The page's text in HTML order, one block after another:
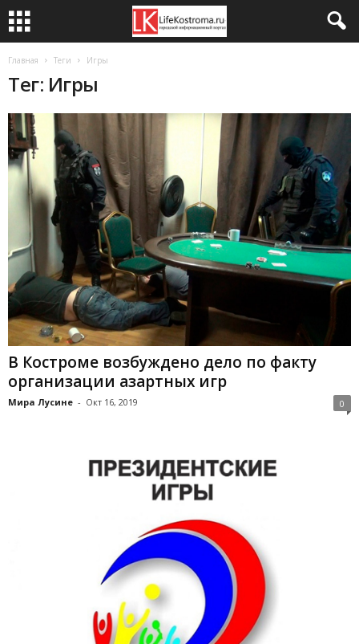
Главная Теги Игры
Тег: Игры
В Костроме возбуждено дело по факту
организации азартных игр
Мира Лусине - Окт 16, 2019 0